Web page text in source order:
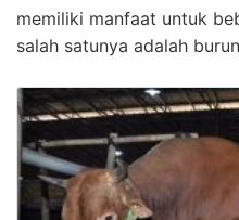
memiliki manfaat untuk
salah satunya adalah